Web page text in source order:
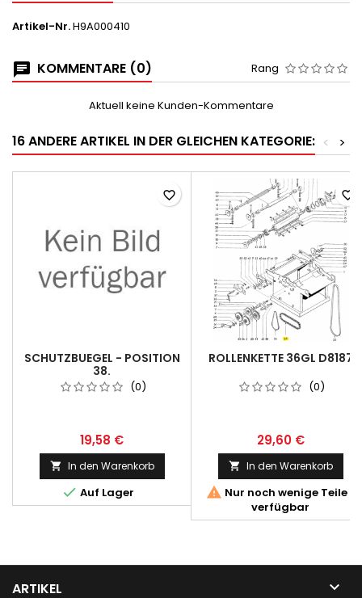
Artikel-Nr.H9A000410
KOMMENTARE (0) Rang
Aktuell keine Kunden-Kommentare
16 ANDERE ARTIKEL IN DER GLEICHEN KATEGORIE: >
<
SCHUTZBUEGEL - POSITION
38.
(0)
19,58 €
 In den Warenkorb
 Auf Lager
favorite_border
ROLLENKETTE 36GL D8187
(0)
29,60 €
 In den Warenkorb
 Nur noch wenige Teile
verfügbar
favorite_border
ARTIKEL 